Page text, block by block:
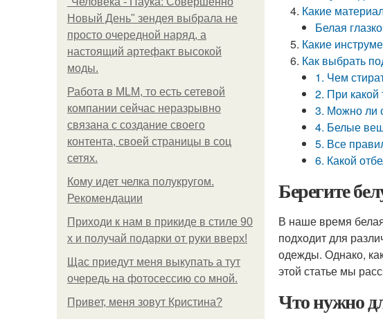
Новый День" зендея выбрала не
просто очередной наряд, а
настоящий артефакт высокой
моды.
Работа в MLM, то есть сетевой
компании сейчас неразрывно
связана с создание своего
контента, своей страницы в соц
сетях.
Кому идет челка полукругом.
Рекомендации
Приходи к нам в прикиде в стиле 90
х и получай подарки от руки вверх!
Щас приедут меня выкупать а тут
очередь на фотосессию со мной.
Привет, меня зовут Кристина?
Какие
Белая
Какие
Как выбрать
1. Чем
2. При
3. Можно ли
4. Белые
5. Все
6. Какой
Берегите
В наше время
подходит для
одежды. Однако,
этой статье мы
Что нужно